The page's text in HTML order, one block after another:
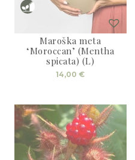
Maroška meta
‘Moroccan’ (Mentha
spicata) (L)
14,00 €
Dodaj v košarico
Preberi prispevek